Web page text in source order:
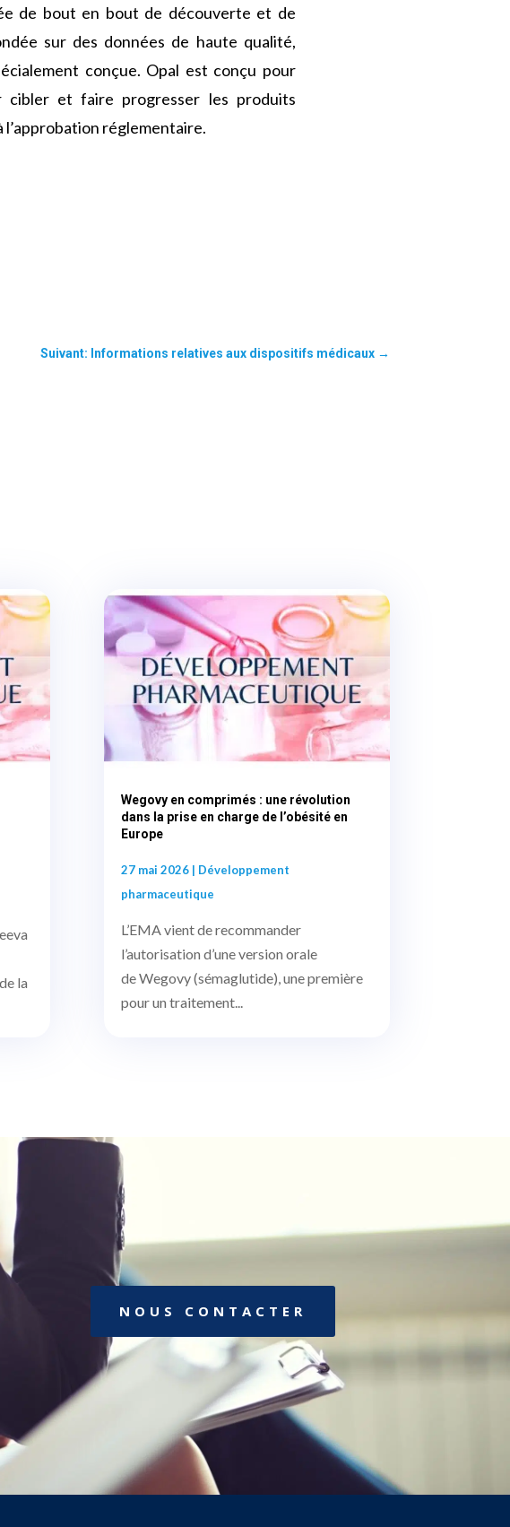
de bout en bout de découverte et de
sur des données de haute qualité,
conçue. Opal est conçu pour
et faire progresser les produits
l’approbation réglementaire.
Suivant: Informations relatives aux dispositifs médicaux→
la
Wegovy en comprimés : une révolution
dans la prise en charge de l’obésité en
Europe
27 mai 2026| Développement
pharmaceutique
L’EMA vient de recommander
l’autorisation d’une version orale
de Wegovy (sémaglutide), une première
pour un traitement...
NOUS CONTACTER